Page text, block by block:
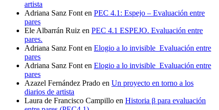
artista
Adriana Sanz Font en PEC 4.1: Espejo – Evaluación entre
pares
Ele Albarrán Ruiz en PEC 4.1 ESPEJO. Evaluación entre
pares.
Adriana Sanz Font en Elogio a lo invisible_Evaluación entre
pares
Adriana Sanz Font en Elogio a lo invisible_Evaluación entre
pares
Azazel Fernández Prado en Un proyecto en torno a los
diarios de artista
Laura de Francisco Campillo en Historia β para evaluación